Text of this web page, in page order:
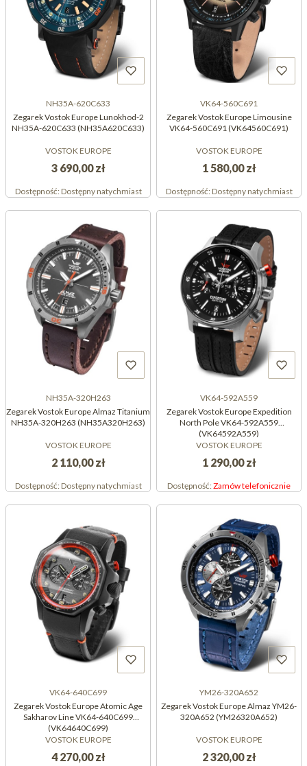
NH35A-620C633
Zegarek Vostok Europe Lunokhod-2
NH35A-620C633 (NH35A620C633)
VOSTOK EUROPE
3 690,00 zł
Dostępność:Dostępny natychmiast
VK64-560C691
Zegarek Vostok Europe Limousine
VK64-560C691 (VK64560C691)
VOSTOK EUROPE
1 580,00 zł
Dostępność:Dostępny natychmiast
NH35A-320H263
Zegarek Vostok Europe Almaz Titanium
NH35A-320H263 (NH35A320H263)
VOSTOK EUROPE
2 110,00 zł
Dostępność:Dostępny natychmiast
VK64-592A559
Zegarek Vostok Europe Expedition
North Pole VK64-592A559
(VK64592A559)
VOSTOK EUROPE
1 290,00 zł
Dostępność:Zamów telefonicznie
VK64-640C699
Zegarek Vostok Europe Atomic Age
Sakharov Line VK64-640C699
(VK64640C699)
VOSTOK EUROPE
4 270,00 zł
YM26-320A652
Zegarek Vostok Europe Almaz YM26-
320A652 (YM26320A652)
VOSTOK EUROPE
2 320,00 zł